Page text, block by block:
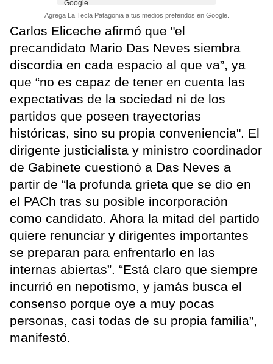
Agrega La Tecla Patagonia a tus medios preferidos en Google.
Carlos Eliceche afirmó que "el
precandidato Mario Das Neves siembra
discordia en cada espacio al que va”, ya
que “no es capaz de tener en cuenta las
expectativas de la sociedad ni de los
partidos que poseen trayectorias
históricas, sino su propia conveniencia". El
dirigente justicialista y ministro coordinador
de Gabinete cuestionó a Das Neves a
partir de “la profunda grieta que se dio en
el PACh tras su posible incorporación
como candidato. Ahora la mitad del partido
quiere renunciar y dirigentes importantes
se preparan para enfrentarlo en las
internas abiertas”. “Está claro que siempre
incurrió en nepotismo, y jamás busca el
consenso porque oye a muy pocas
personas, casi todas de su propia familia”,
manifestó.